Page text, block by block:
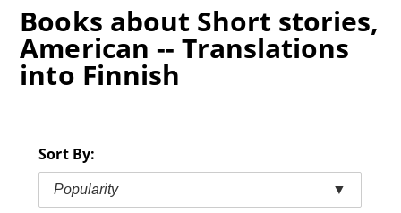
Books about Short stories,
American -- Translations
into Finnish
Sort By:
Popularity ▼